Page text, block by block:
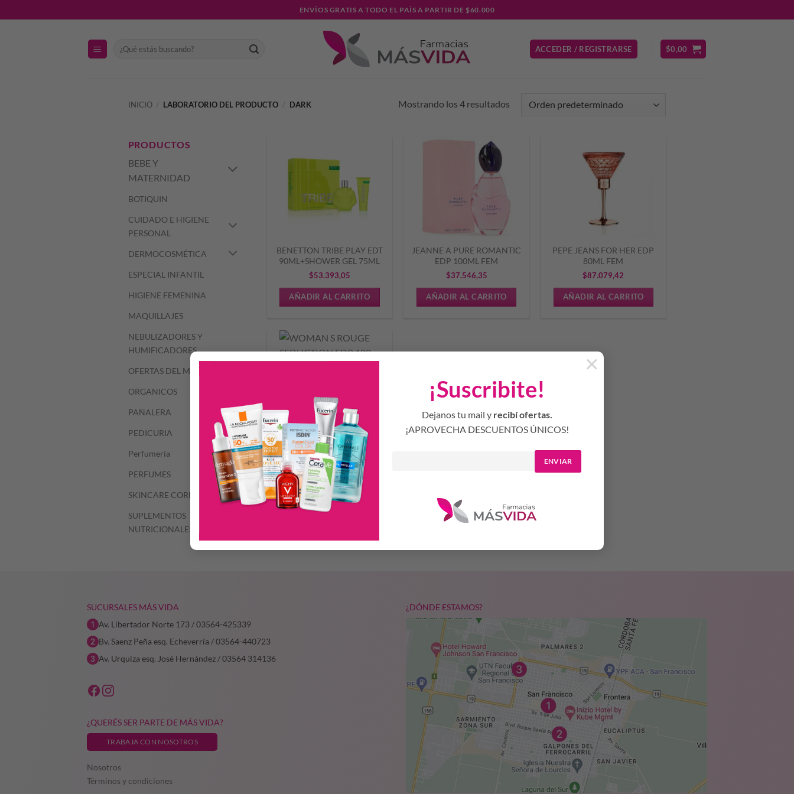
¡Suscribite!
Dejanos tu mail y recibí ofertas.
¡APROVECHA DESCUENTOS ÚNICOS!
ENVIAR
×
al
ENVÍOS GRATIS A TODO EL PAÍS A PARTIR DE $60.000
Buscar
por:
ACCEDER / REGISTRARSE $0,00
INICIO / LABORATORIO DEL PRODUCTO / DARK Mostrando los 4 resultados
PRODUCTOS
BEBE Y
MATERNIDAD
BOTIQUIN
CUIDADO E HIGIENE
PERSONAL
DERMOCOSMÉTICA
ESPECIAL INFANTIL
HIGIENE FEMENINA
MAQUILLAJES
NEBULIZADORES Y
HUMIFICADORES
OFERTAS DEL MES
ORGANICOS
PAÑALERA
PEDICURIA
Perfumería
PERFUMES
SKINCARE COREANO
SUPLEMENTOS
NUTRICIONALES
BENETTON TRIBE PLAY EDT
90ML+SHOWER GEL 75ML
$53.393,05
AÑADIR AL CARRITO
JEANNE A PURE ROMANTIC
EDP 100ML FEM
$37.546,35
AÑADIR AL CARRITO
PEPE JEANS FOR HER EDP
80ML FEM
$87.079,42
AÑADIR AL CARRITO
SEDUCTION EDP 100 ML
FEM
$48.341,13
AÑADIR AL CARRITO
SUCURSALES MÁS VIDA
Av. Libertador Norte 173 / 03564-425339
Bv. Saenz Peña esq. Echeverría / 03564-440723
Av. Urquiza esq. José Hernández / 03564 314136
¿QUERÉS SER PARTE DE MÁS VIDA?
TRABAJA CON NOSOTROS
Nosotros
Términos y condiciones
¿DÓNDE ESTAMOS?